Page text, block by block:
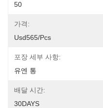
50
가격:
Usd565/pcs
포장 세부 사항:
유엔 통
배달 시간:
30DAYS